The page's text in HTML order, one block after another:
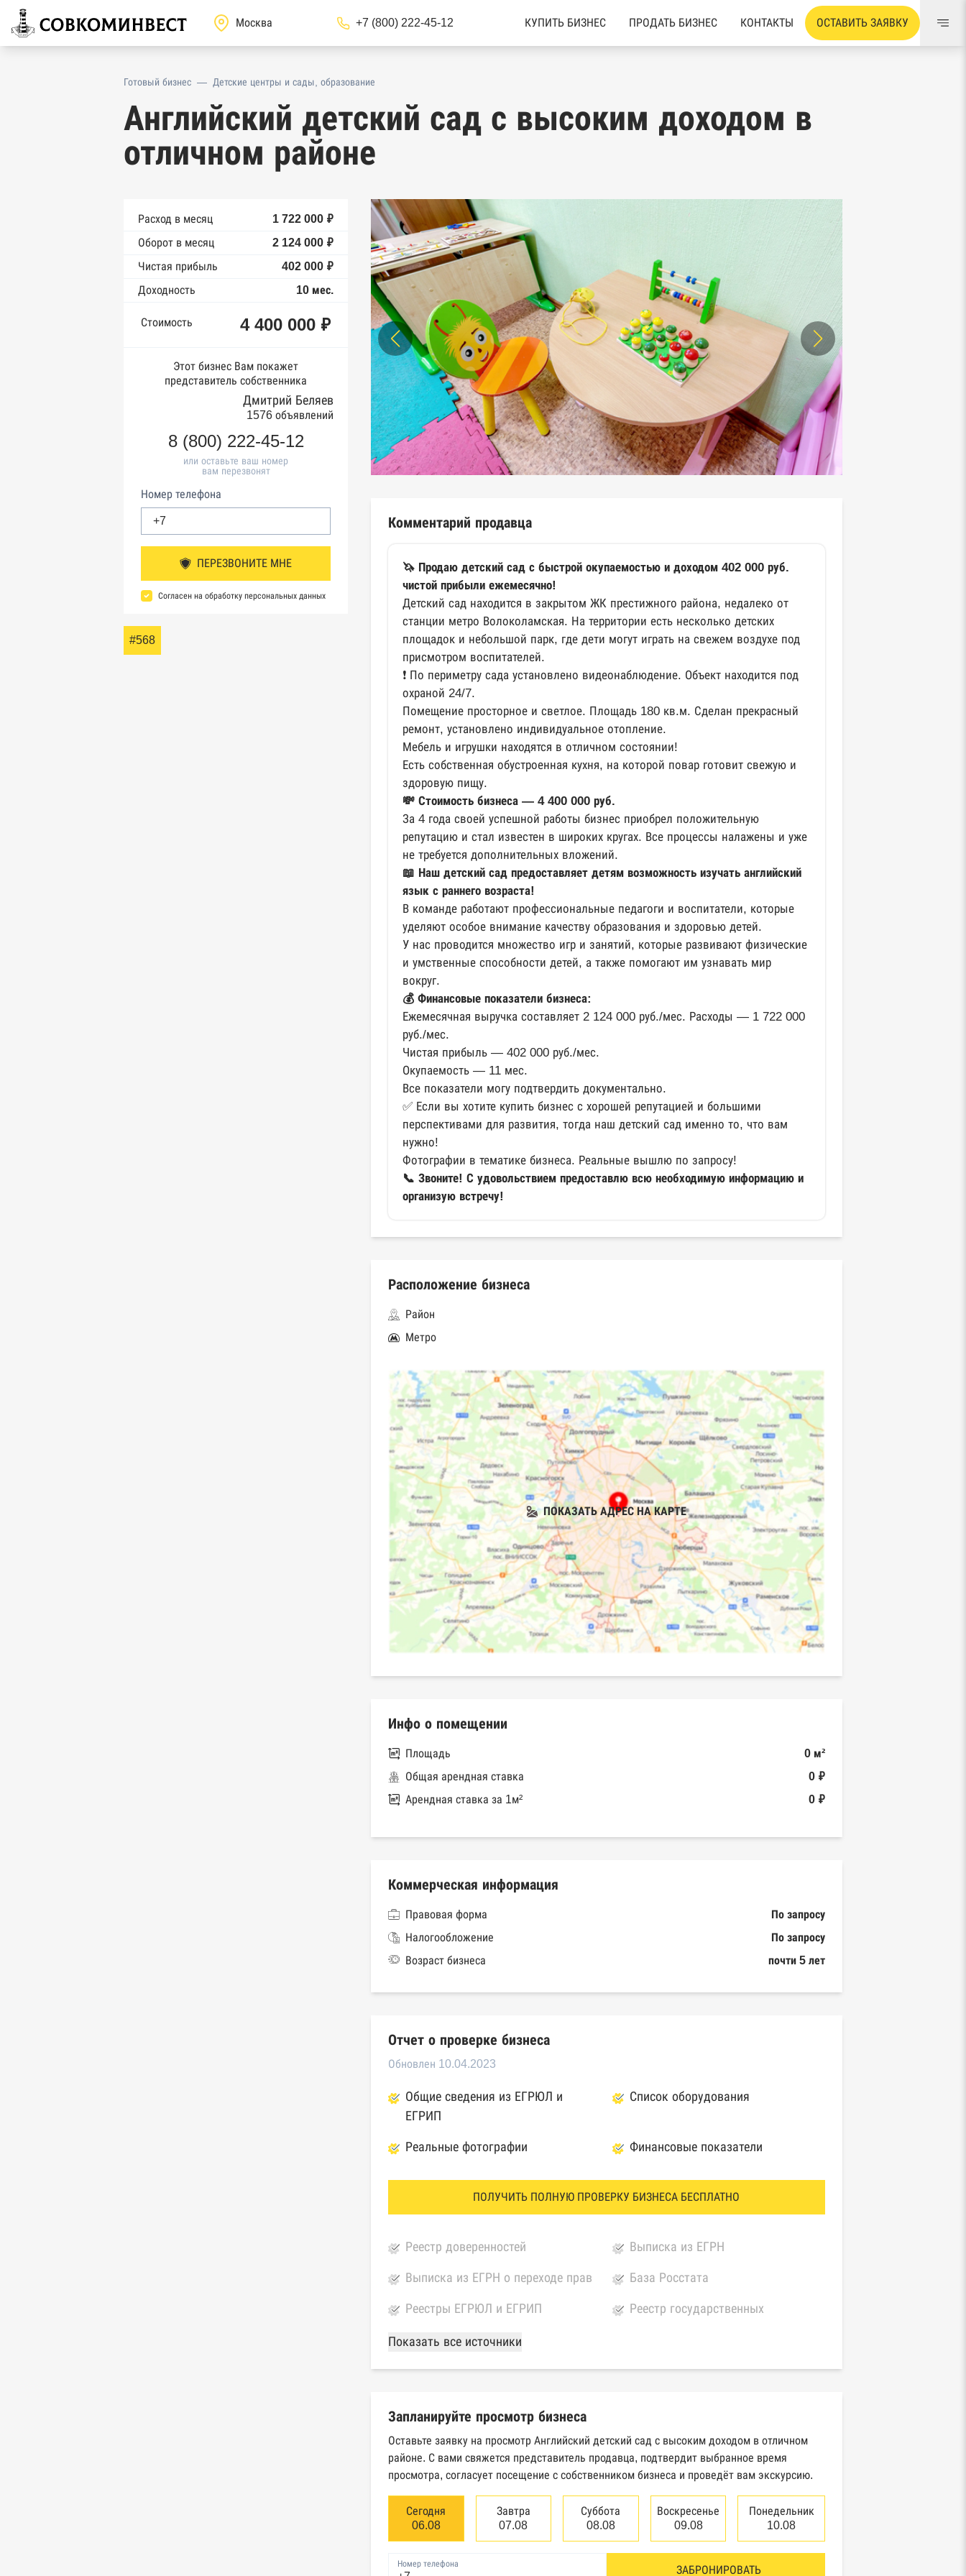
+7 (800) 222-45-12 КУПИТЬ БИЗНЕС ПРОДАТЬ БИЗНЕС КОНТАКТЫ ОСТАВИТЬ ЗАЯВКУ
Готовый бизнес — Детские центры и сады, образование
Английский детский сад с высоким доходом в
отличном районе
Расход в месяц
1 722 000 ₽
Оборот в месяц
2 124 000 ₽
Чистая прибыль
402 000 ₽
Доходность
10 мес.
Стоимость 4 400 000 ₽
Этот бизнес Вам покажет
представитель собственника
Дмитрий Беляев
1576 объявлений
8 (800) 222-45-12
или оставьте ваш номер
вам перезвонят
Номер телефона
ПЕРЕЗВОНИТЕ МНЕ
Согласен на обработку персональных данных
#568
Комментарий продавца
🦄 Продаю детский сад с быстрой окупаемостью и доходом 402 000 руб.
чистой прибыли ежемесячно!
Детский сад находится в закрытом ЖК престижного района, недалеко от
станции метро Волоколамская. На территории есть несколько детских
площадок и небольшой парк, где дети могут играть на свежем воздухе под
присмотром воспитателей.
❗️ По периметру сада установлено видеонаблюдение. Объект находится под
охраной 24/7.
Помещение просторное и светлое. Площадь 180 кв.м. Сделан прекрасный
ремонт, установлено индивидуальное отопление.
Мебель и игрушки находятся в отличном состоянии!
Есть собственная обустроенная кухня, на которой повар готовит свежую и
здоровую пищу.
💸 Стоимость бизнеса — 4 400 000 руб.
За 4 года своей успешной работы бизнес приобрел положительную
репутацию и стал известен в широких кругах. Все процессы налажены и уже
не требуется дополнительных вложений.
📖 Наш детский сад предоставляет детям возможность изучать английский
язык с раннего возраста!
В команде работают профессиональные педагоги и воспитатели, которые
уделяют особое внимание качеству образования и здоровью детей.
У нас проводится множество игр и занятий, которые развивают физические
и умственные способности детей, а также помогают им узнавать мир
вокруг.
💰 Финансовые показатели бизнеса:
Ежемесячная выручка составляет 2 124 000 руб./мес. Расходы — 1 722 000
руб./мес.
Чистая прибыль — 402 000 руб./мес.
Окупаемость — 11 мес.
Все показатели могу подтвердить документально.
✅ Если вы хотите купить бизнес с хорошей репутацией и большими
перспективами для развития, тогда наш детский сад именно то, что вам
нужно!
Фотографии в тематике бизнеса. Реальные вышлю по запросу!
📞 Звоните! С удовольствием предоставлю всю необходимую информацию и
организую встречу!
Расположение бизнеса
Район
Метро
ПОКАЗАТЬ АДРЕС НА КАРТЕ
Инфо о помещении
Площадь
0 м²
Общая арендная ставка
0 ₽
Арендная ставка за 1м²
0 ₽
Коммерческая информация
Правовая форма
По запросу
Налогообложение
По запросу
Возраст бизнеса
почти 5 лет
Отчет о проверке бизнеса
Обновлен 10.04.2023
Общие сведения из ЕГРЮЛ и
ЕГРИП
Список оборудования
Реальные фотографии Финансовые показатели
ПОЛУЧИТЬ ПОЛНУЮ ПРОВЕРКУ БИЗНЕСА БЕСПЛАТНО
Реестр доверенностей Выписка из ЕГРН
Выписка из ЕГРН о переходе прав База Росстата
Реестры ЕГРЮЛ и ЕГРИП
России
Реестр государственных
Единый федеральный реестр
сведений о банкротстве
Реестр товарных знаков и знаков
обслуживания Роспатента
База исполнительного
производства Федеральной
службы судебных приставов
Центры раскрытия информации
эмитентами ценных бумаг
Показать все источники
Запланируйте просмотр бизнеса
Оставьте заявку на просмотр Английский детский сад с высоким доходом в отличном
районе. С вами свяжется представитель продавца, подтвердит выбранное время
просмотра, согласует посещение с собственником бизнеса и проведёт вам экскурсию.
Сегодня
06.08
Завтра
07.08
Суббота
08.08
Воскресенье
09.08
Понедельник
10.08
Номер телефона ЗАБРОНИРОВАТЬ